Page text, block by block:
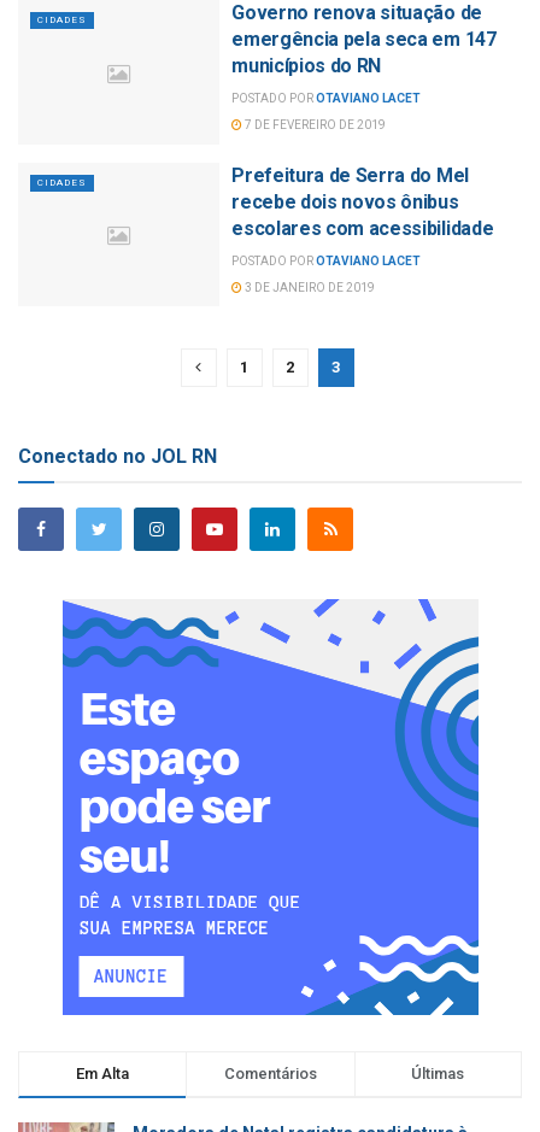
CIDADES
Governo renova situação de
emergência pela seca em 147
municípios do RN
POSTADO POROTAVIANO LACET
7 DE FEVEREIRO DE 2019
CIDADES
Prefeitura de Serra do Mel
recebe dois novos ônibus
escolares com acessibilidade
POSTADO POROTAVIANO LACET
3 DE JANEIRO DE 2019
1 2 3
Conectado no JOL RN
Em Alta Comentários Últimas